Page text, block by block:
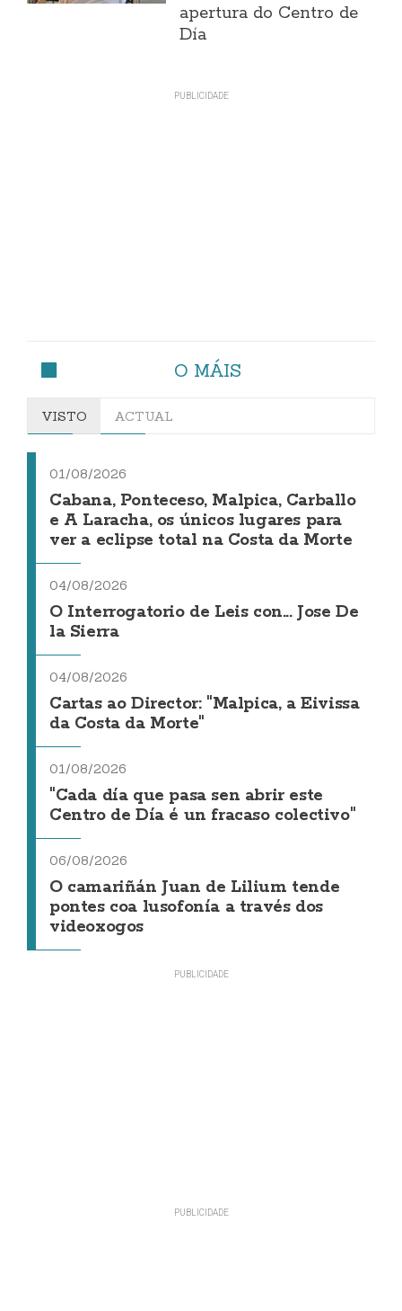
apertura do Centro de
Día
O MÁIS
VISTO ACTUAL
01/08/2026
Cabana, Ponteceso, Malpica, Carballo
e A Laracha, os únicos lugares para
ver a eclipse total na Costa da Morte
04/08/2026
O Interrogatorio de Leis con... Jose De
la Sierra
04/08/2026
Cartas ao Director: "Malpica, a Eivissa
da Costa da Morte"
01/08/2026
"Cada día que pasa sen abrir este
Centro de Día é un fracaso colectivo"
06/08/2026
O camariñán Juan de Lilium tende
pontes coa lusofonía a través dos
videoxogos